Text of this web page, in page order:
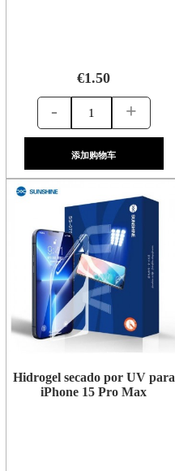
€1.50
- +
添加购物车
Hidrogel secado por UV para
iPhone 15 Pro Max